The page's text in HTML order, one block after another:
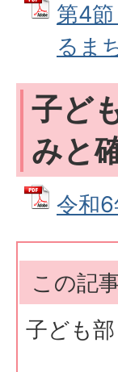
第4
るま
子ど
みと
令和
この記
子ども